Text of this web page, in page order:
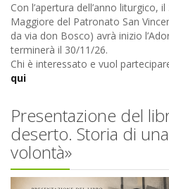
Con l’apertura dell’anno liturgico,
Maggiore del Patronato San
da via don Bosco) avrà inizio
terminerà il 30/11/26.
Chi è interessato e vuol
qui
Presentazione del
deserto. Storia di
volontà»